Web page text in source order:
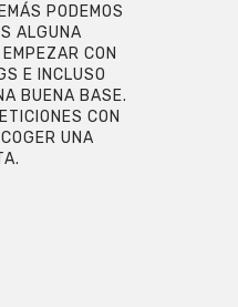
PODEMOS
ALGUNA
CON
E INCLUSO
BUENA BASE.
CON
UNA